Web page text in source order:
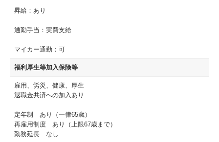
昇給：あり
通勤手当：実費支給
マイカー通勤：可
福利厚生等加入保険等
雇用、労災、健康、厚生
退職金共済への加入あり
定年制 あり（一律65歳）
再雇用制度 あり（上限67歳まで）
勤務延長 なし